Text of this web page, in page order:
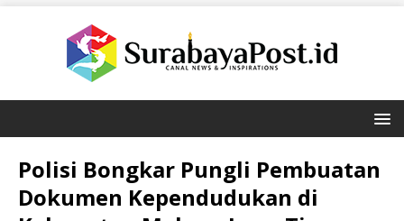
Polisi Bongkar Pungli Pembuatan
Dokumen Kependudukan di